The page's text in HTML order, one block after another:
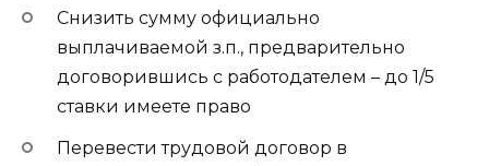
Снизить сумму официально
выплачиваемой з.п., предварительно
договорившись с работодателем – до 1/5
ставки имеете право
Перевести трудовой договор в